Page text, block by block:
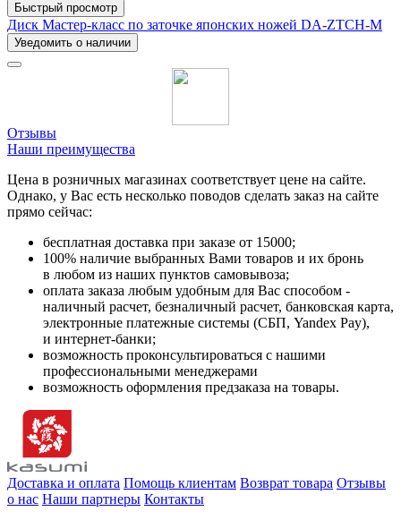
Быстрый просмотр
Диск Мастер-класс по заточке японских ножей DA-ZTCH-M
Уведомить о наличии
Отзывы
Наши преимущества
Цена в розничных магазинах соответствует цене на сайте.
Однако, у Вас есть несколько поводов сделать заказ на сайте
прямо сейчас:
бесплатная доставка при заказе от 15000;
100% наличие выбранных Вами товаров и их бронь
в любом из наших пунктов самовывоза;
оплата заказа любым удобным для Вас способом -
наличный расчет, безналичный расчет, банковская карта,
электронные платежные системы (СБП, Yandex Pay),
и интернет-банки;
возможность проконсультироваться с нашими
профессиональными менеджерами
возможность оформления предзаказа на товары.
Доставка и оплата Помощь клиентам Возврат товара Отзывы
о нас Наши партнеры Контакты